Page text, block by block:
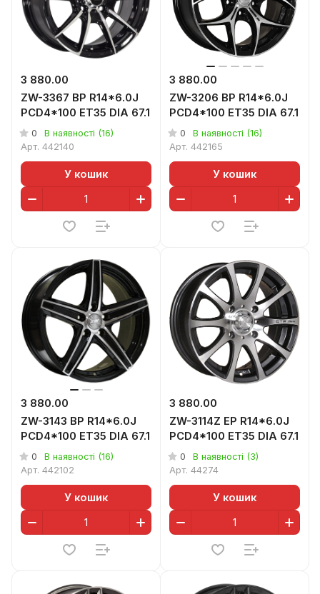
3 880.00
ZW-3367 BP R14*6.0J
PCD4*100 ET35 DIA 67.1
0
В наявності (16)
Арт. 442140
У кошик
3 880.00
ZW-3206 BP R14*6.0J
PCD4*100 ET35 DIA 67.1
0
В наявності (16)
Арт. 442165
У кошик
3 880.00
ZW-3143 BP R14*6.0J
PCD4*100 ET35 DIA 67.1
0
В наявності (16)
Арт. 442102
У кошик
3 880.00
ZW-3114Z EP R14*6.0J
PCD4*100 ET35 DIA 67.1
0
В наявності (3)
Арт. 44274
У кошик